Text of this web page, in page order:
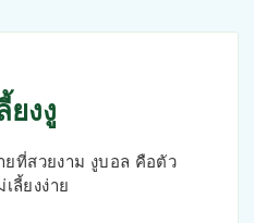
งงู
ที่สวยงาม งูบอล คือตัว
ลี้ยงง่าย